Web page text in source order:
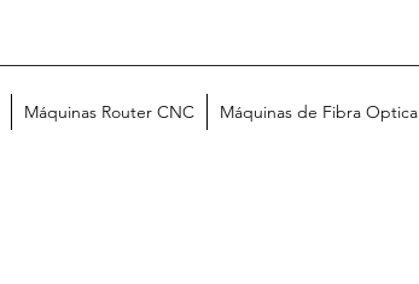
Máquinas Router CNC Máquinas de Fibra Optica